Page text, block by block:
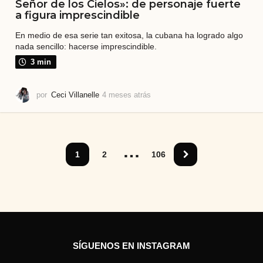
Señor de los Cielos»: de personaje fuerte
a figura imprescindible
En medio de esa serie tan exitosa, la cubana ha logrado algo
nada sencillo: hacerse imprescindible.
3 min
por Ceci Villanelle 4 meses atrás
s
1 2 … 106
SÍGUENOS EN INSTAGRAM